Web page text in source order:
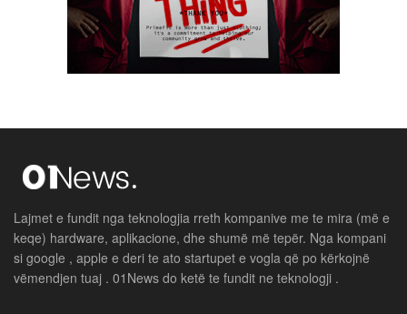
Lajmet e fundit nga teknologjia rreth kompanive me te mira (më e
keqe) hardware, aplikacione, dhe shumë më tepër. Nga kompani
si google , apple e deri te ato startupet e vogla që po kërkojnë
vëmendjen tuaj . 01News do ketë te fundit ne teknologji .